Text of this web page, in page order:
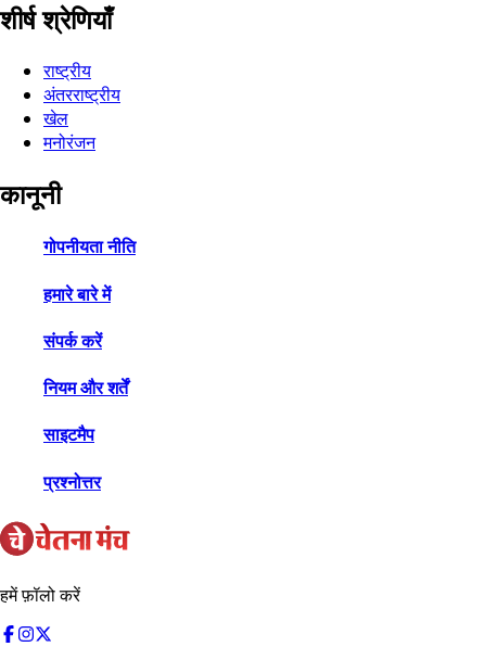
शीर्ष श्रेणियाँ
राष्ट्रीय
अंतरराष्ट्रीय
खेल
मनोरंजन
कानूनी
गोपनीयता नीति
हमारे बारे में
संपर्क करें
नियम और शर्तें
साइटमैप
प्रश्नोत्तर
हमें फ़ॉलो करें